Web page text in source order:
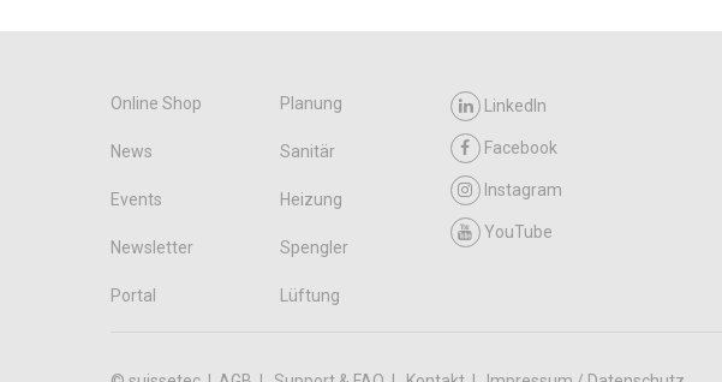
Online Shop Planung
News Sanitär
Events Heizung
Newsletter Spengler
Portal Lüftung
LinkedIn
Facebook
Instagram
YouTube